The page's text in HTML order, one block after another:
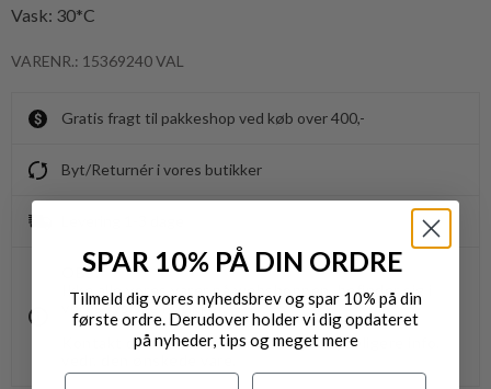
Vask: 30*C
VARENR.: 15369240 VAL
Gratis fragt til pakkeshop ved køb over 400,-
Byt/Returnér i vores butikker
OBS.
Ikke alle vores varer på webshoppen, befinder sig i
vores fysiske butikker.
Kontakt din nærmeste forretning for ydeligere info.
SPAR 10% PÅ DIN ORDRE
Tilmeld dig vores nyhedsbrev og spar 10% på din
første ordre. Derudover holder vi dig opdateret
på nyheder, tips og meget mere
Navn Efternavn